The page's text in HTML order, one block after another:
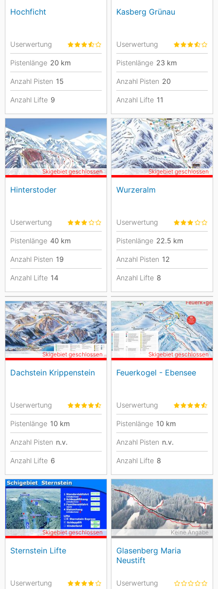
Hochficht
Userwertung
Pistenlänge 20 km
Anzahl Pisten 15
Anzahl Lifte 9
Kasberg Grünau
Userwertung
Pistenlänge 23 km
Anzahl Pisten 20
Anzahl Lifte 11
Hinterstoder
Skigebiet geschlossen
Userwertung
Pistenlänge 40 km
Anzahl Pisten 19
Anzahl Lifte 14
Wurzeralm
Skigebiet geschlossen
Userwertung
Pistenlänge 22.5 km
Anzahl Pisten 12
Anzahl Lifte 8
Dachstein Krippenstein
Skigebiet geschlossen
Userwertung
Pistenlänge 10 km
Anzahl Pisten n.v.
Anzahl Lifte 6
Feuerkogel - Ebensee
Skigebiet geschlossen
Userwertung
Pistenlänge 10 km
Anzahl Pisten n.v.
Anzahl Lifte 8
Sternstein Lifte
Skigebiet geschlossen
Userwertung
Glasenberg Maria
Neustift
Keine Angabe
Userwertung